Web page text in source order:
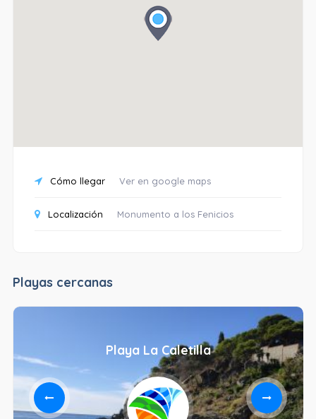
Cómo llegar Ver en google maps
Localización Monumento a los Fenicios
Playas cercanas
Playa La Caletilla